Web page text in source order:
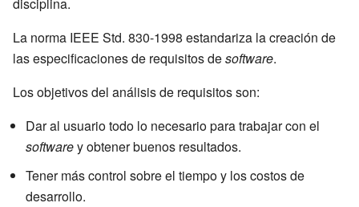
disciplina.
La norma IEEE Std. 830-1998 estandariza la creación de
las especificaciones de requisitos desoftware.
Los objetivos del análisis de requisitos son:
Dar al usuario todo lo necesario para trabajar con el
softwarey obtener buenos resultados.
Tener más control sobre el tiempo y los costos de
desarrollo.